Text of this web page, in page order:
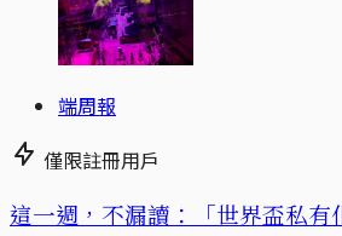
端周報
僅限註冊用戶
這一週，不漏讀：「世界盃私有